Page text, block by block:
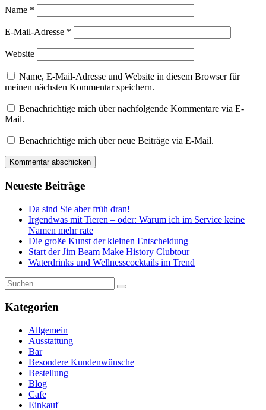
Name *
E-Mail-Adresse *
Website
Name, E-Mail-Adresse und Website in diesem Browser für
meinen nächsten Kommentar speichern.
Benachrichtige mich über nachfolgende Kommentare via E-
Mail.
Benachrichtige mich über neue Beiträge via E-Mail.
Neueste Beiträge
Da sind Sie aber früh dran!
Irgendwas mit Tieren – oder: Warum ich im Service keine
Namen mehr rate
Die große Kunst der kleinen Entscheidung
Start der Jim Beam Make History Clubtour
Waterdrinks und Wellnesscocktails im Trend
Kategorien
Allgemein
Ausstattung
Bar
Besondere Kundenwünsche
Bestellung
Blog
Cafe
Einkauf